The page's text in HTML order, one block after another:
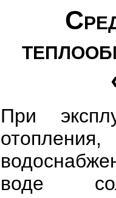
При
воде